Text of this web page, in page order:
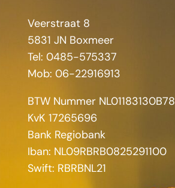
Veerstraat 8
5831 JN Boxmeer
Tel: 0485-575337
Mob: 06-22916913
BTW Nummer NL01183130B78
KvK 17265696
Bank Regiobank
Iban: NL09RBRB0825291100
Swift: RBRBNL21